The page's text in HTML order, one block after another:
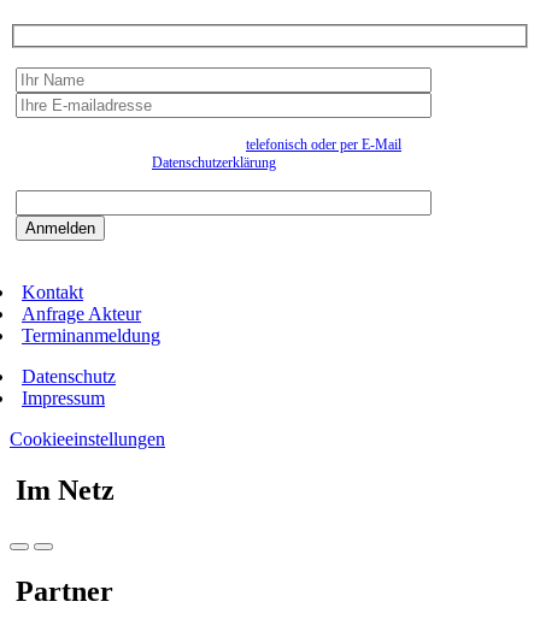
telefonisch oder per E-Mail
Datenschutzerklärung
Kontakt
Anfrage Akteur
Terminanmeldung
Datenschutz
Impressum
Cookieeinstellungen
Im Netz
Partner